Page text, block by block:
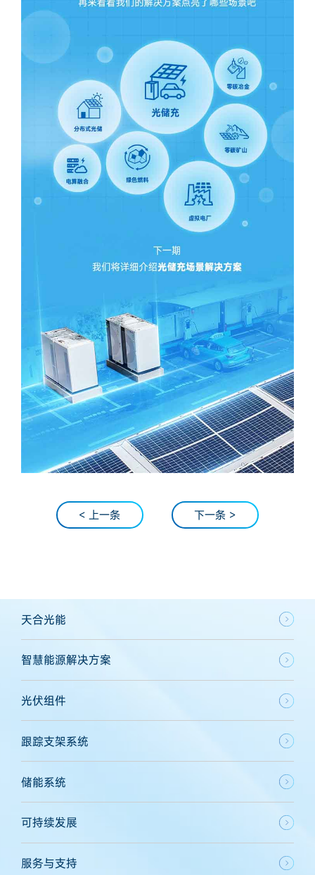
< 上一条 下一条 >
天合光能
智慧能源解决方案
光伏组件
跟踪支架系统
储能系统
可持续发展
服务与支持